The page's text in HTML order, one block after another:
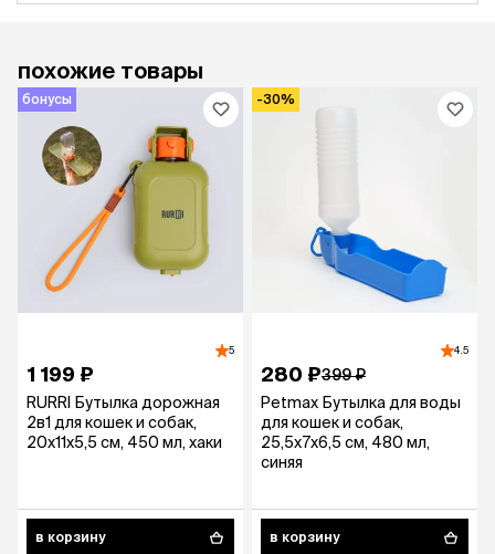
похожие товары
бонусы
5
1 199 ₽
RURRI Бутылка дорожная
2в1 для кошек и собак,
20х11х5,5 см, 450 мл, хаки
в корзину
-30%
4.5
280 ₽399 ₽
Petmax Бутылка для воды
для кошек и собак,
25,5х7х6,5 см, 480 мл,
синяя
в корзину